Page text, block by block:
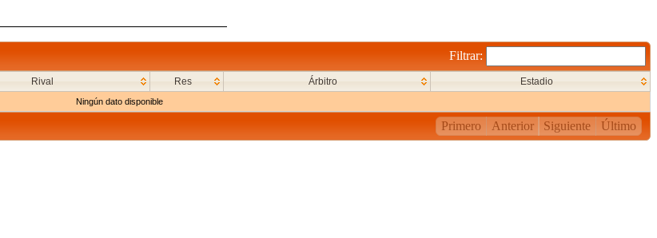
Filtrar:
Rival Res Árbitro Estadio
Ningún dato disponible
Primero Anterior Siguiente Último